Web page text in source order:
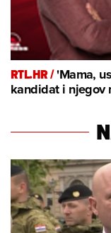
RTL.HR /'Mama,
kandidat i njegov